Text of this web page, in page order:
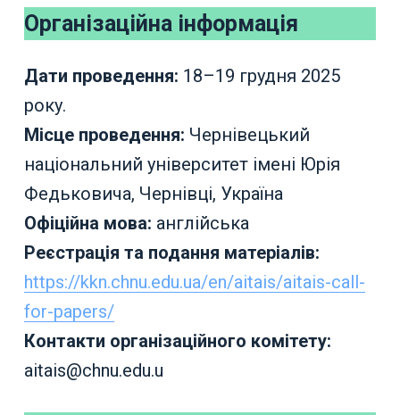
Організаційна інформація
Дати проведення: 18–19 грудня 2025
року.
Місце проведення: Чернівецький
національний університет імені Юрія
Федьковича, Чернівці, Україна
Офіційна мова: англійська
Реєстрація та подання матеріалів:
https://kkn.chnu.edu.ua/en/aitais/aitais-call-
for-papers/
Контакти організаційного комітету:
aitais@chnu.edu.u